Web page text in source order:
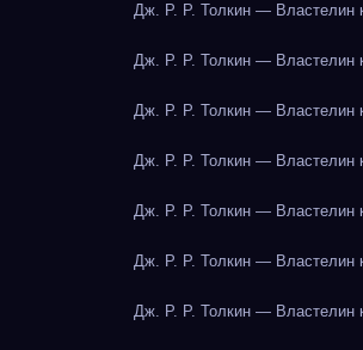
Дж. Р. Р. Толкин — Властелин
Дж. Р. Р. Толкин — Властелин
Дж. Р. Р. Толкин — Властелин
Дж. Р. Р. Толкин — Властелин
Дж. Р. Р. Толкин — Властелин
Дж. Р. Р. Толкин — Властелин
Дж. Р. Р. Толкин — Властелин